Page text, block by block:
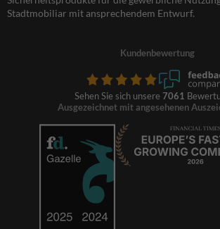
Stadtmobiliar mit ansprechendem Entwurf.
Kundenbewertung
Sehen Sie sich unsere 7061
Ausgezeichnet mit angesehenen